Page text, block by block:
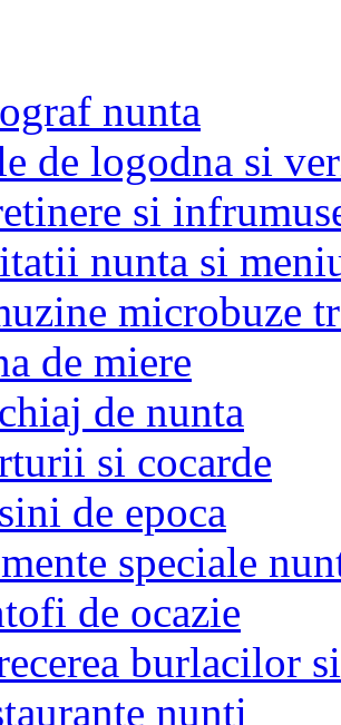
nunta
de logodna si
si
nunta si
microbuze
de miere
de nunta
si cocarde
de epoca
speciale
de ocazie
burlacilor
nunti